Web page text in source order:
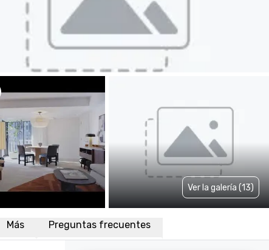
Ver la galería (13)
Más Preguntas frecuentes